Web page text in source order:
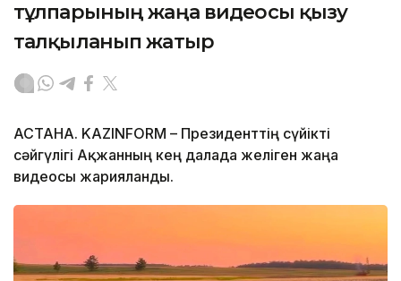
тұлпарының жаңа видеосы қызу
талқыланып жатыр
АСТАНА. KAZINFORM – Президенттің сүйікті
сәйгүлігі Ақжанның кең далада желіген жаңа
видеосы жарияланды.